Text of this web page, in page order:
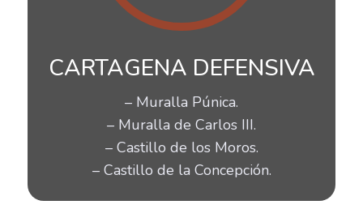
CARTAGENA DEFENSIVA
– Muralla Púnica.
– Muralla de Carlos III.
– Castillo de los Moros.
– Castillo de la Concepción.